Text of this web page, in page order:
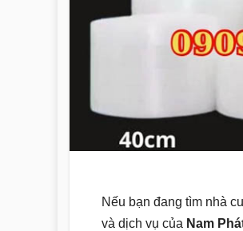
Nếu bạn đang tìm nhà
và dịch vụ của Nam